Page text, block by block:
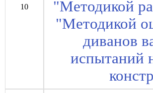
10
"Методикой
"Методикой
диванов
испытаний